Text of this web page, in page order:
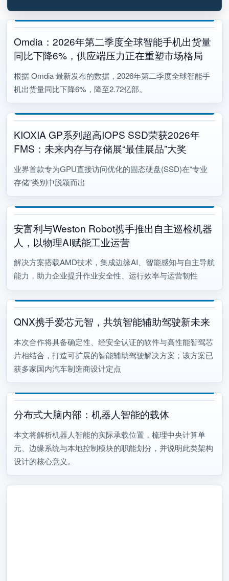
Omdia：2026年第二季度全球智能手机出货量
同比下降6%，供应端压力正在重塑市场格局
根据 Omdia 最新发布的数据，2026年第二季度全球智能手
机出货量同比下降6%，降至2.72亿部。
KIOXIA GP系列超高IOPS SSD荣获2026年
FMS：未来内存与存储展“最佳展品”大奖
业界首款专为GPU直接访问优化的固态硬盘(SSD)在“专业
存储”类别中脱颖而出
安富利与Weston Robot携手推出自主巡检机器
人，以物理AI赋能工业运营
解决方案搭载AMD技术，集成边缘AI、智能感知与自主导航
能力，助力企业提升作业安全性、运行效率与运营韧性
QNX携手爱芯元智，共筑智能辅助驾驶新未来
本次合作将具备确定性、经安全认证的软件与高性能智驾芯
片相结合，打造可扩展的智能辅助驾驶解决方案；该方案已
获多家国内汽车制造商设计定点
分布式大脑内部：机器人智能的载体
本文将解析机器人智能的实际承载位置，梳理中央计算单
元、边缘系统与本地控制模块的职能划分，并说明此类架构
设计的核心意义。